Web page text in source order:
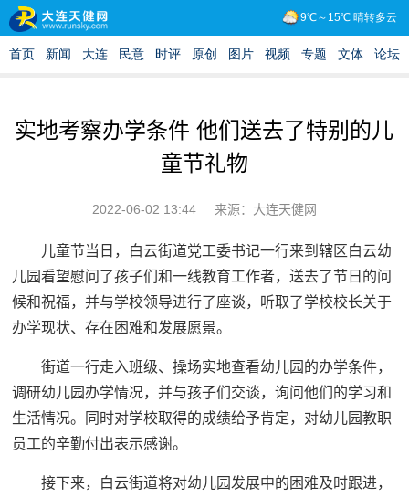
实地考察办学条件 他们送去了特别的儿
童节礼物
2022-06-02 13:44 来源：大连天健网
儿童节当日，白云街道党工委书记一行来到辖区白云幼
儿园看望慰问了孩子们和一线教育工作者，送去了节日的问
候和祝福，并与学校领导进行了座谈，听取了学校校长关于
办学现状、存在困难和发展愿景。
街道一行走入班级、操场实地查看幼儿园的办学条件，
调研幼儿园办学情况，并与孩子们交谈，询问他们的学习和
生活情况。同时对学校取得的成绩给予肯定，对幼儿园教职
员工的辛勤付出表示感谢。
接下来，白云街道将对幼儿园发展中的困难及时跟进，